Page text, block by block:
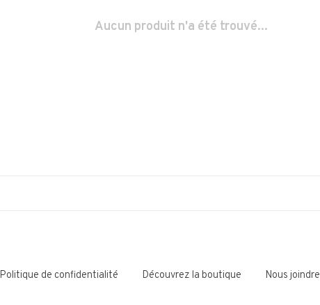
Aucun produit n'a été trouvé...
Politique de confidentialité Découvrez la boutique Nous joindre